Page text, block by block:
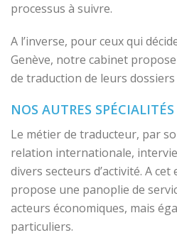
processus à suivre.
A l’inverse, pour ceux qui
Genève, notre cabinet
de traduction de leurs
NOS AUTRES SPÉCIALITÉS
Le métier de traducteur, par
relation internationale,
divers secteurs d’activité. A
propose une panoplie de
acteurs économiques, mais
particuliers.